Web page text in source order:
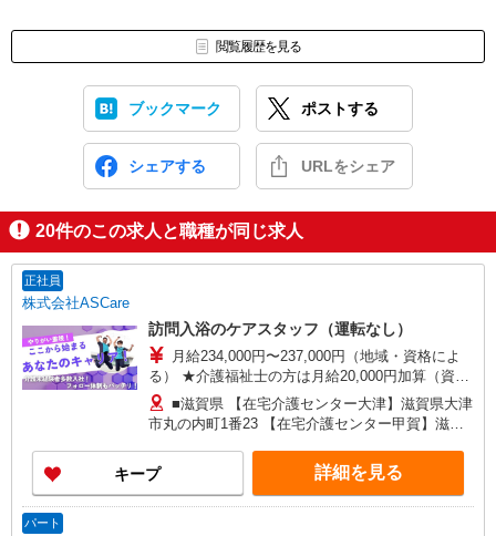
閲覧履歴を見る
ブックマーク ポストする
シェアする URLをシェア
20件のこの求人と職種が同じ求人
正社員
株式会社ASCare
訪問入浴のケアスタッフ（運転なし）
月給234,000円〜237,000円（地域・資格によ
る） ★介護福祉士の方は月給20,000円加算（資格
手当） 別途交通費支給（30,000円上限／月） 別途
残業手当（月平均残業時間15時間）残業代全額支
給
■滋賀県 【在宅介護センター大津】滋賀県大津
市丸の内町1番23 【在宅介護センター甲賀】滋賀
用住宅1階 【在宅介護センター彦根】滋賀県彦根
市高宮町1362-2 センチュリーマンション110号室
【在宅介護センター長浜】滋賀県長浜市八幡東町
キープ 詳細を見る
パート